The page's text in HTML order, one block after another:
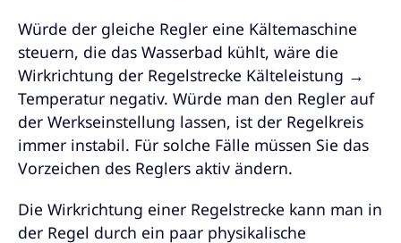
Würde der gleiche Regler eine Kältemaschine
steuern, die das Wasserbad kühlt, wäre die
Wirkrichtung der Regelstrecke Kälteleistung →
Temperatur negativ. Würde man den Regler auf
der Werkseinstellung lassen, ist der Regelkreis
immer instabil. Für solche Fälle müssen Sie das
Vorzeichen des Reglers aktiv ändern.
Die Wirkrichtung einer Regelstrecke kann man in
der Regel durch ein paar physikalische